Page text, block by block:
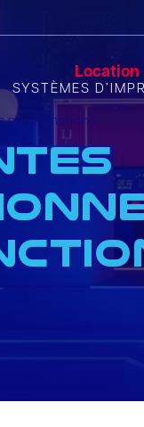
Location
SYSTÈMES
multifonctions